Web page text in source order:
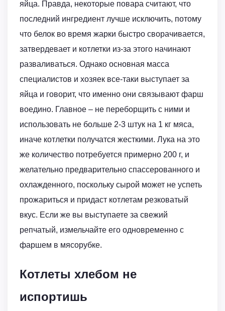
яйца. Правда, некоторые повара считают, что
последний ингредиент лучше исключить, потому
что белок во время жарки быстро сворачивается,
затвердевает и котлетки из-за этого начинают
разваливаться. Однако основная масса
специалистов и хозяек все-таки выступает за
яйца и говорит, что именно они связывают фарш
воедино. Главное – не переборщить с ними и
использовать не больше 2-3 штук на 1 кг мяса,
иначе котлетки получатся жесткими. Лука на это
же количество потребуется примерно 200 г, и
желательно предварительно спассерованного и
охлажденного, поскольку сырой может не успеть
прожариться и придаст котлетам резковатый
вкус. Если же вы выступаете за свежий
репчатый, измельчайте его одновременно с
фаршем в мясорубке.
Котлеты хлебом не
испортишь